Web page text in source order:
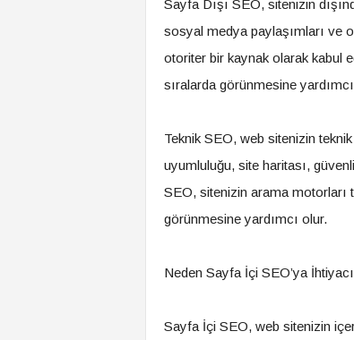
Sayfa Dışı SEO, sitenizin
sosyal medya paylaşımları ve
otoriter bir kaynak olarak kabul
sıralarda görünmesine
Teknik SEO, web sitenizin
uyumluluğu, site haritası,
SEO, sitenizin arama motorları
görünmesine yardımcı olur.
Neden Sayfa İçi SEO’ya
Sayfa İçi SEO, web sitenizin